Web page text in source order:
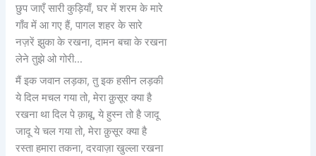
छुप जाएँ सारी कुड़ियाँ, घर में शरम के मारे
गाँव में आ गए हैं, पागल शहर के सारे
नज़रें झुका के रखना, दामन बचा के रखना
लेने तुझे ओ गोरी…
मैं इक जवान लड़का, तु इक हसीन लड़की
ये दिल मचल गया तो, मेरा क़ुसूर क्या है
रखना था दिल पे क़ाबू, ये हुस्न तो है जादू
जादू ये चल गया तो, मेरा क़ुसूर क्या है
रस्ता हमारा तकना, दरवाज़ा खुल्ला रखना